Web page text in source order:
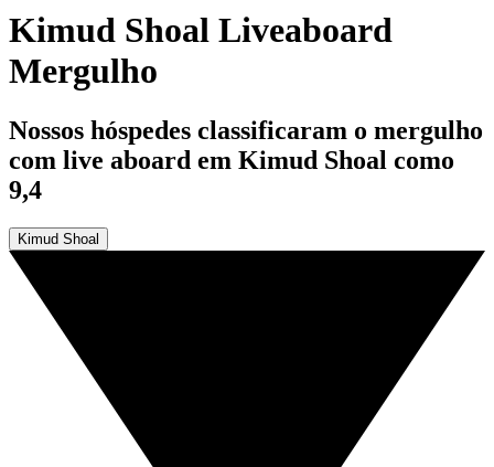
Kimud Shoal Liveaboard
Mergulho
Nossos hóspedes classificaram o mergulho
com live aboard em Kimud Shoal como
9,4
Kimud Shoal